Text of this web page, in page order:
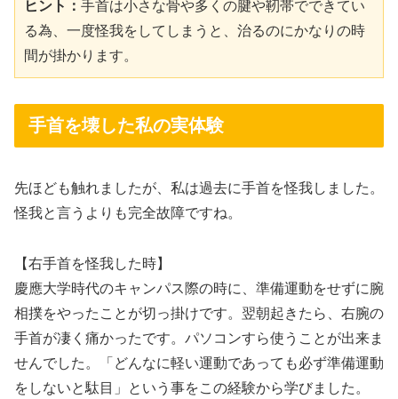
ヒント： 手首は小さな骨や多くの腱や靭帯でできてい
る為、一度怪我をしてしまうと、治るのにかなりの時
間が掛かります。
手首を壊した私の実体験
先ほども触れましたが、私は過去に手首を怪我しました。
怪我と言うよりも完全故障ですね。
【右手首を怪我した時】
慶應大学時代のキャンパス際の時に、準備運動をせずに腕
相撲をやったことが切っ掛けです。翌朝起きたら、右腕の
手首が凄く痛かったです。パソコンすら使うことが出来ま
せんでした。「どんなに軽い運動であっても必ず準備運動
をしないと駄目」という事をこの経験から学びました。